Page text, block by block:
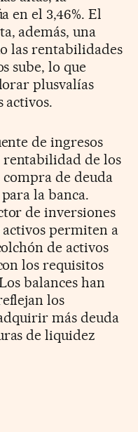
en el 3,46%. El
además, una
las rentabilidades
sube, lo que
plusvalías
activos.
de ingresos
de los
de deuda
la banca.
de inversiones
activos permiten a
de activos
los requisitos
balances han
los
más deuda
de liquidez